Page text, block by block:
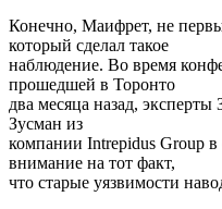
Конечно, Маифрет, не
который сделал такое
наблюдение. Во время
прошедшей в Торонто
два месяца назад,
Зусман из
компании Intrepidus Group в
внимание на тот факт,
что старые уязвимости